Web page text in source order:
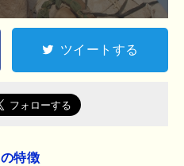
ツイートする
特徴